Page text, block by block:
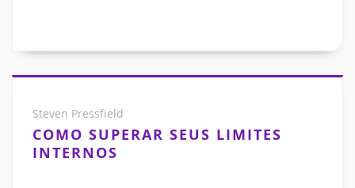
Steven Pressfield
COMO SUPERAR SEUS LIMITES
INTERNOS